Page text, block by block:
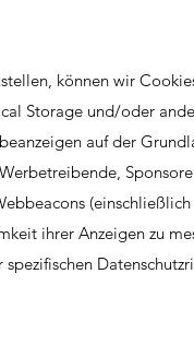
können wir
Storage und/oder
auf der
ihrer Anzeigen zu